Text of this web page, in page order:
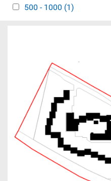
Apply 500 - 1000 filter
500 - 1000 (1)